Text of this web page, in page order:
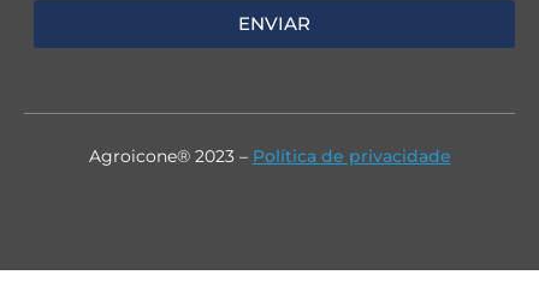
ENVIAR
Agroicone® 2023 – Política de privacidade